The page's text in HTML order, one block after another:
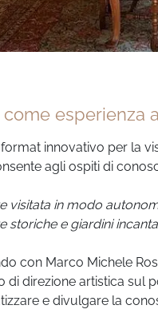
esperienza
innovativo per la
agli ospiti di
visitata in modo
storiche e giardini
con Marco Michele
direzione artistica sul
e divulgare la